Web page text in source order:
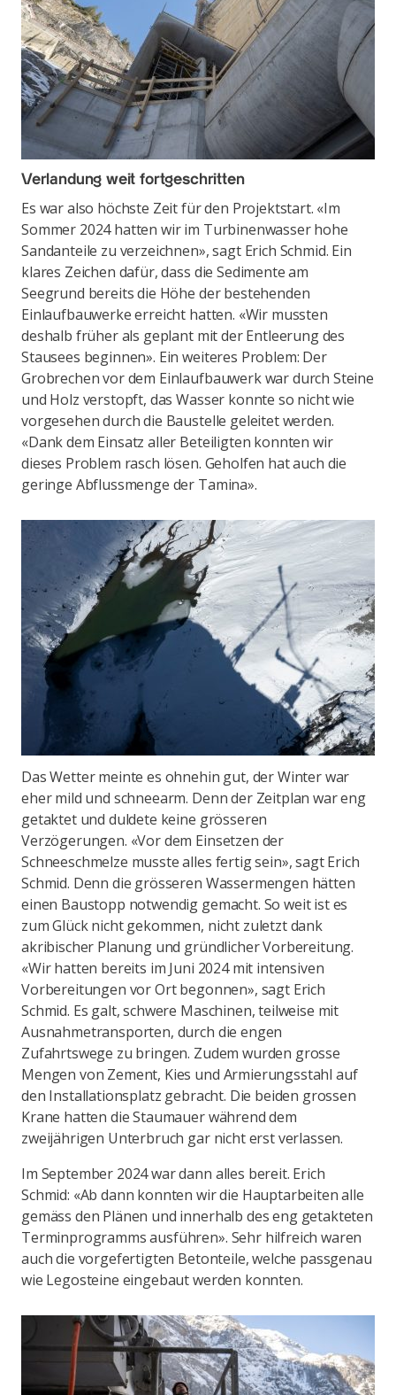
Verlandung weit fortgeschritten
Es war also höchste Zeit für den Projektstart. «Im
Sommer 2024 hatten wir im Turbinenwasser hohe
Sandanteile zu verzeichnen», sagt Erich Schmid. Ein
klares Zeichen dafür, dass die Sedimente am
Seegrund bereits die Höhe der bestehenden
Einlaufbauwerke erreicht hatten. «Wir mussten
deshalb früher als geplant mit der Entleerung des
Stausees beginnen». Ein weiteres Problem: Der
Grobrechen vor dem Einlaufbauwerk war durch Steine
und Holz verstopft, das Wasser konnte so nicht wie
vorgesehen durch die Baustelle geleitet werden.
«Dank dem Einsatz aller Beteiligten konnten wir
dieses Problem rasch lösen. Geholfen hat auch die
geringe Abflussmenge der Tamina».
Das Wetter meinte es ohnehin gut, der Winter war
eher mild und schneearm. Denn der Zeitplan war eng
getaktet und duldete keine grösseren
Verzögerungen. «Vor dem Einsetzen der
Schneeschmelze musste alles fertig sein», sagt Erich
Schmid. Denn die grösseren Wassermengen hätten
einen Baustopp notwendig gemacht. So weit ist es
zum Glück nicht gekommen, nicht zuletzt dank
akribischer Planung und gründlicher Vorbereitung.
«Wir hatten bereits im Juni 2024 mit intensiven
Vorbereitungen vor Ort begonnen», sagt Erich
Schmid. Es galt, schwere Maschinen, teilweise mit
Ausnahmetransporten, durch die engen
Zufahrtswege zu bringen. Zudem wurden grosse
Mengen von Zement, Kies und Armierungsstahl auf
den Installationsplatz gebracht. Die beiden grossen
Krane hatten die Staumauer während dem
zweijährigen Unterbruch gar nicht erst verlassen.
Im September 2024 war dann alles bereit. Erich
Schmid: «Ab dann konnten wir die Hauptarbeiten alle
gemäss den Plänen und innerhalb des eng getakteten
Terminprogramms ausführen». Sehr hilfreich waren
auch die vorgefertigten Betonteile, welche passgenau
wie Legosteine eingebaut werden konnten.